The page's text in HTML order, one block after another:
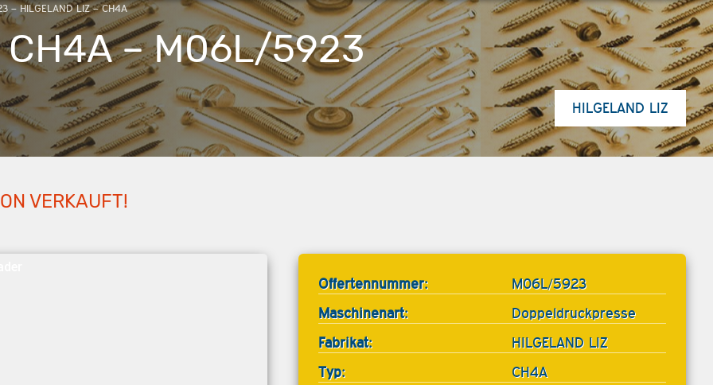
– HILGELAND LIZ – CH4A
CH4A – M06L/5923
HILGELAND LIZ
VERKAUFT!
Offertennummer:
M06L/5923
Maschinenart:
Doppeldruckpresse
Fabrikat:
HILGELAND LIZ
Typ:
CH4A